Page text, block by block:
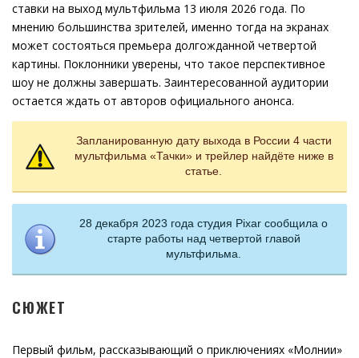
ставки на выход мультфильма 13 июля 2026 года. По
мнению большинства зрителей, именно тогда на экранах
может состояться премьера долгожданной четвертой
картины. Поклонники уверены, что такое перспективное
шоу не должны завершать. Заинтересованной аудитории
остается ждать от авторов официального анонса.
Запланированную дату выхода в России 4 части
мультфильма «Тачки» и трейлер найдёте ниже в
статье.
28 декабря 2023 года студия Pixar сообщила о
старте работы над четвертой главой
мультфильма.
СЮЖЕТ
Первый фильм, рассказывающий о приключениях «Молнии»